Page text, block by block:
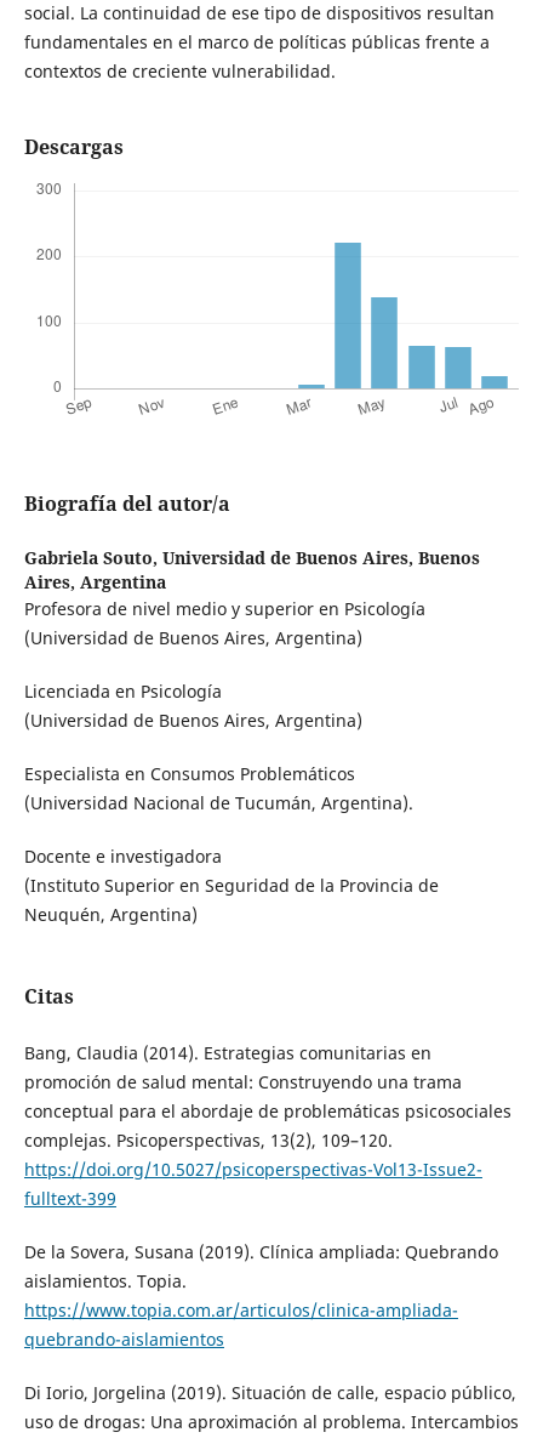
social. La continuidad de ese tipo de dispositivos resultan
fundamentales en el marco de políticas públicas frente a
contextos de creciente vulnerabilidad.
Descargas
Biografía del autor/a
Gabriela Souto, Universidad de Buenos Aires, Buenos
Aires, Argentina
Profesora de nivel medio y superior en Psicología
(Universidad de Buenos Aires, Argentina)
Licenciada en Psicología
(Universidad de Buenos Aires, Argentina)
Especialista en Consumos Problemáticos
(Universidad Nacional de Tucumán, Argentina).
Docente e investigadora
(Instituto Superior en Seguridad de la Provincia de
Neuquén, Argentina)
Citas
Bang, Claudia (2014). Estrategias comunitarias en
promoción de salud mental: Construyendo una trama
conceptual para el abordaje de problemáticas psicosociales
complejas. Psicoperspectivas, 13(2), 109–120.
https://doi.org/10.5027/psicoperspectivas-Vol13-Issue2-
fulltext-399
De la Sovera, Susana (2019). Clínica ampliada: Quebrando
aislamientos. Topia.
https://www.topia.com.ar/articulos/clinica-ampliada-
quebrando-aislamientos
Di Iorio, Jorgelina (2019). Situación de calle, espacio público,
uso de drogas: Una aproximación al problema. Intercambios